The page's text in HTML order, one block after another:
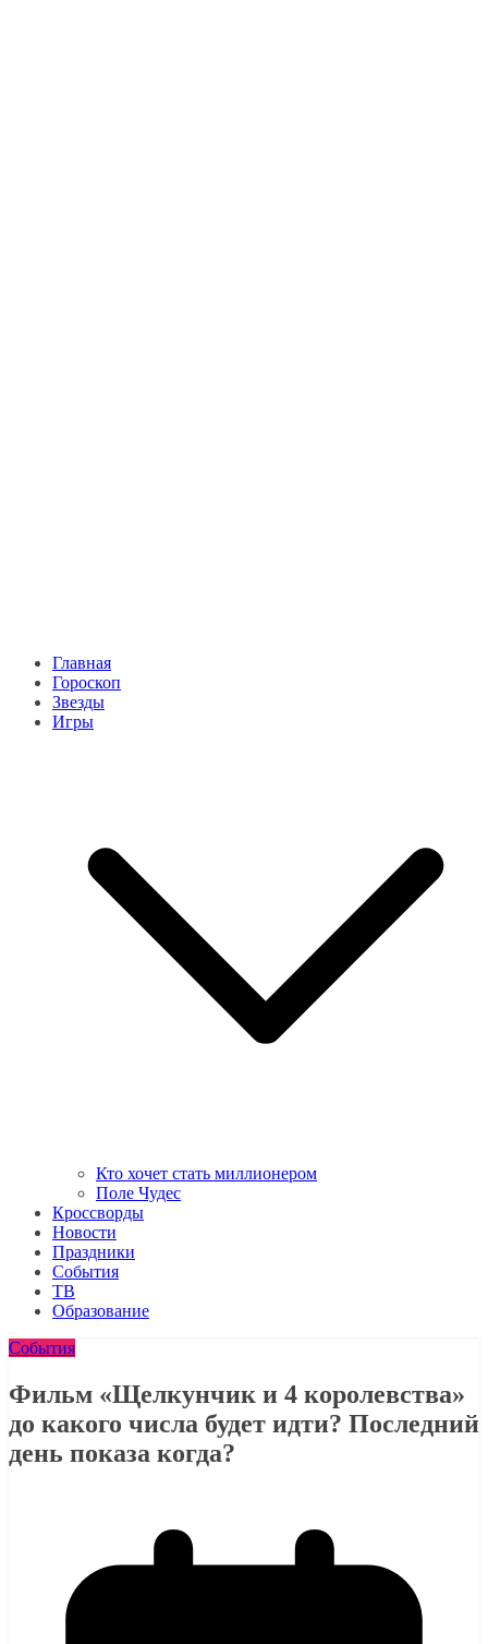
Главная
Гороскоп
Звезды
Игры
Кто хочет стать миллионером
Поле Чудес
Кроссворды
Новости
Праздники
События
ТВ
Образование
События
Фильм «Щелкунчик и 4 королевства»
до какого числа будет идти? Последний
день показа когда?